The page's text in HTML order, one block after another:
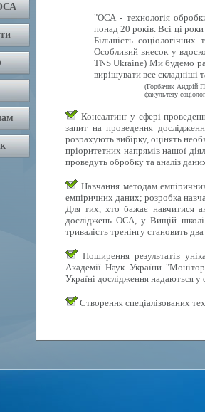
"ОСА - технологія
понад 20 років. Всі ці
Більшість
Особливий внесок у
TNS Ukraine) Ми будемо
вирішувати все складніші
(Горбачик Андрій
факультету
Консалтинг у сфері
запит на проведення
розрахують вибірку, оцінять
пріоритетних напрямів нашої
проведуть обробку та аналіз
Навчання методам
емпіричних даних; розробка
Для тих, хто бажає навчитися
досліджень ОСА, у Вищій школі
тривалість тренінгу становить
Поширення результатів
Академії Наук України
Україні дослідження надаються у
Створення спеціалізованих